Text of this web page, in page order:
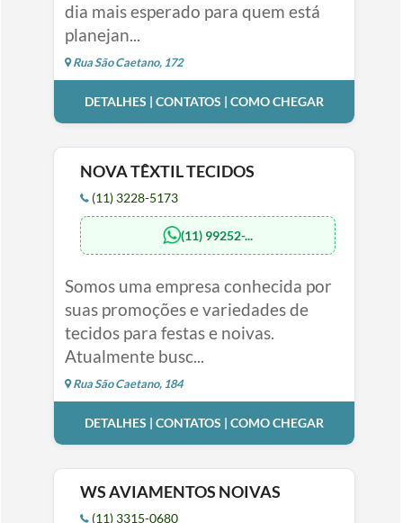
dia mais esperado para quem está
planejan...
Rua São Caetano, 172
DETALHES | CONTATOS | COMO CHEGAR
NOVA TÊXTIL TECIDOS
(11) 3228-5173
(11) 99252-...
Somos uma empresa conhecida por
suas promoções e variedades de
tecidos para festas e noivas.
Atualmente busc...
Rua São Caetano, 184
DETALHES | CONTATOS | COMO CHEGAR
WS AVIAMENTOS NOIVAS
(11) 3315-0680